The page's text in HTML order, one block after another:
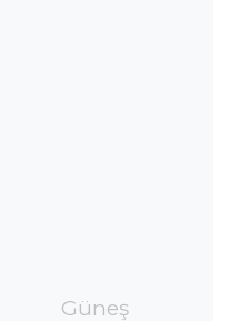
Güneş